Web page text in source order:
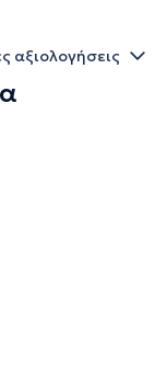
αξιολογήσεις